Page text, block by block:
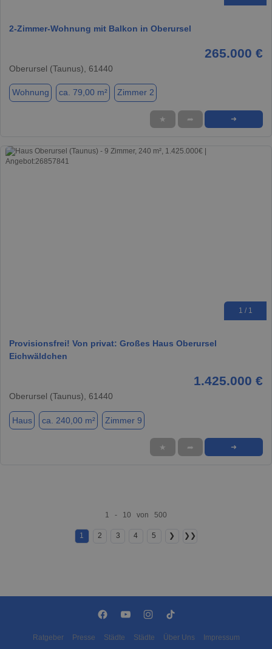
2-Zimmer-Wohnung mit Balkon in Oberursel
265.000 €
Oberursel (Taunus), 61440
Wohnung ca. 79,00 m² Zimmer 2
★ ➦ ➜
1 / 1
Provisionsfrei! Von privat: Großes Haus Oberursel
Eichwäldchen
1.425.000 €
Oberursel (Taunus), 61440
Haus ca. 240,00 m² Zimmer 9
★ ➦ ➜
1 - 10 von 500
1 2 3 4 5 ❯ ❯❯
Ratgeber Presse Städte Städte Über Uns Impressum